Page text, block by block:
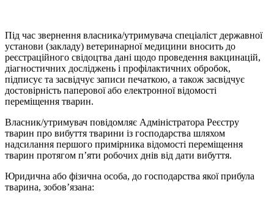
Під час звернення власника/утримувача спеціаліст державної
установи (закладу) ветеринарної медицини вносить до
реєстраційного свідоцтва дані щодо проведення вакцинацій,
діагностичних досліджень і профілактичних обробок,
підписує та засвідчує записи печаткою, а також засвідчує
достовірність паперової або електронної відомості
переміщення тварин.
Власник/утримувач повідомляє Адміністратора Реєстру
тварин про вибуття тварини із господарства шляхом
надсилання першого примірника відомості переміщення
тварин протягом п’яти робочих днів від дати вибуття.
Юридична або фізична особа, до господарства якої прибула
тварина, зобов’язана: